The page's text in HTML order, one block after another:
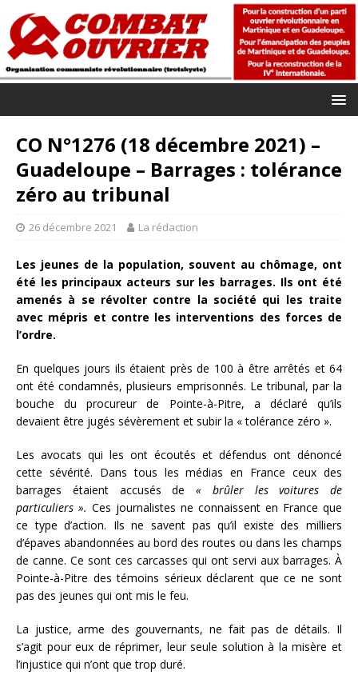
CO N°1276 (18 décembre 2021) –
Guadeloupe – Barrages : tolérance
zéro au tribunal
26 décembre 2021 La rédaction
Les jeunes de la population, souvent au chômage, ont
été les principaux acteurs sur les barrages. Ils ont été
amenés à se révolter contre la société qui les traite
avec mépris et contre les interventions des forces de
l’ordre.
En quelques jours ils étaient près de 100 à être arrêtés et 64
ont été condamnés, plusieurs emprisonnés. Le tribunal, par la
bouche du procureur de Pointe-à-Pitre, a déclaré qu’ils
devaient être jugés sévèrement et subir la « tolérance zéro ».
Les avocats qui les ont écoutés et défendus ont dénoncé
cette sévérité. Dans tous les médias en France ceux des
barrages étaient accusés de « brûler les voitures de
particuliers ». Ces journalistes ne connaissent en France que
ce type d’action. Ils ne savent pas qu’il existe des milliers
d’épaves abandonnées au bord des routes ou dans les champs
de canne. Ce sont ces carcasses qui ont servi aux barrages. À
Pointe-à-Pitre des témoins sérieux déclarent que ce ne sont
pas des jeunes qui ont mis le feu.
La justice, arme des gouvernants, ne fait pas de détails. Il
s’agit pour eux de réprimer, leur seule solution à la misère et
l’injustice qui n’ont que trop duré.